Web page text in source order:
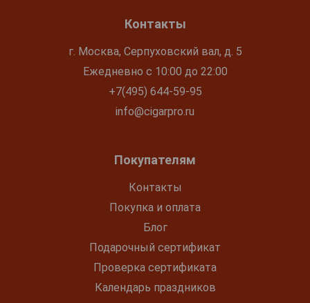
Контакты
г. Москва, Серпуховский вал, д. 5
Ежедневно с 10:00 до 22:00
+7(495) 644-59-95
info@cigarpro.ru
Покупателям
Контакты
Покупка и оплата
Блог
Подарочный сертификат
Проверка сертификата
Календарь праздников